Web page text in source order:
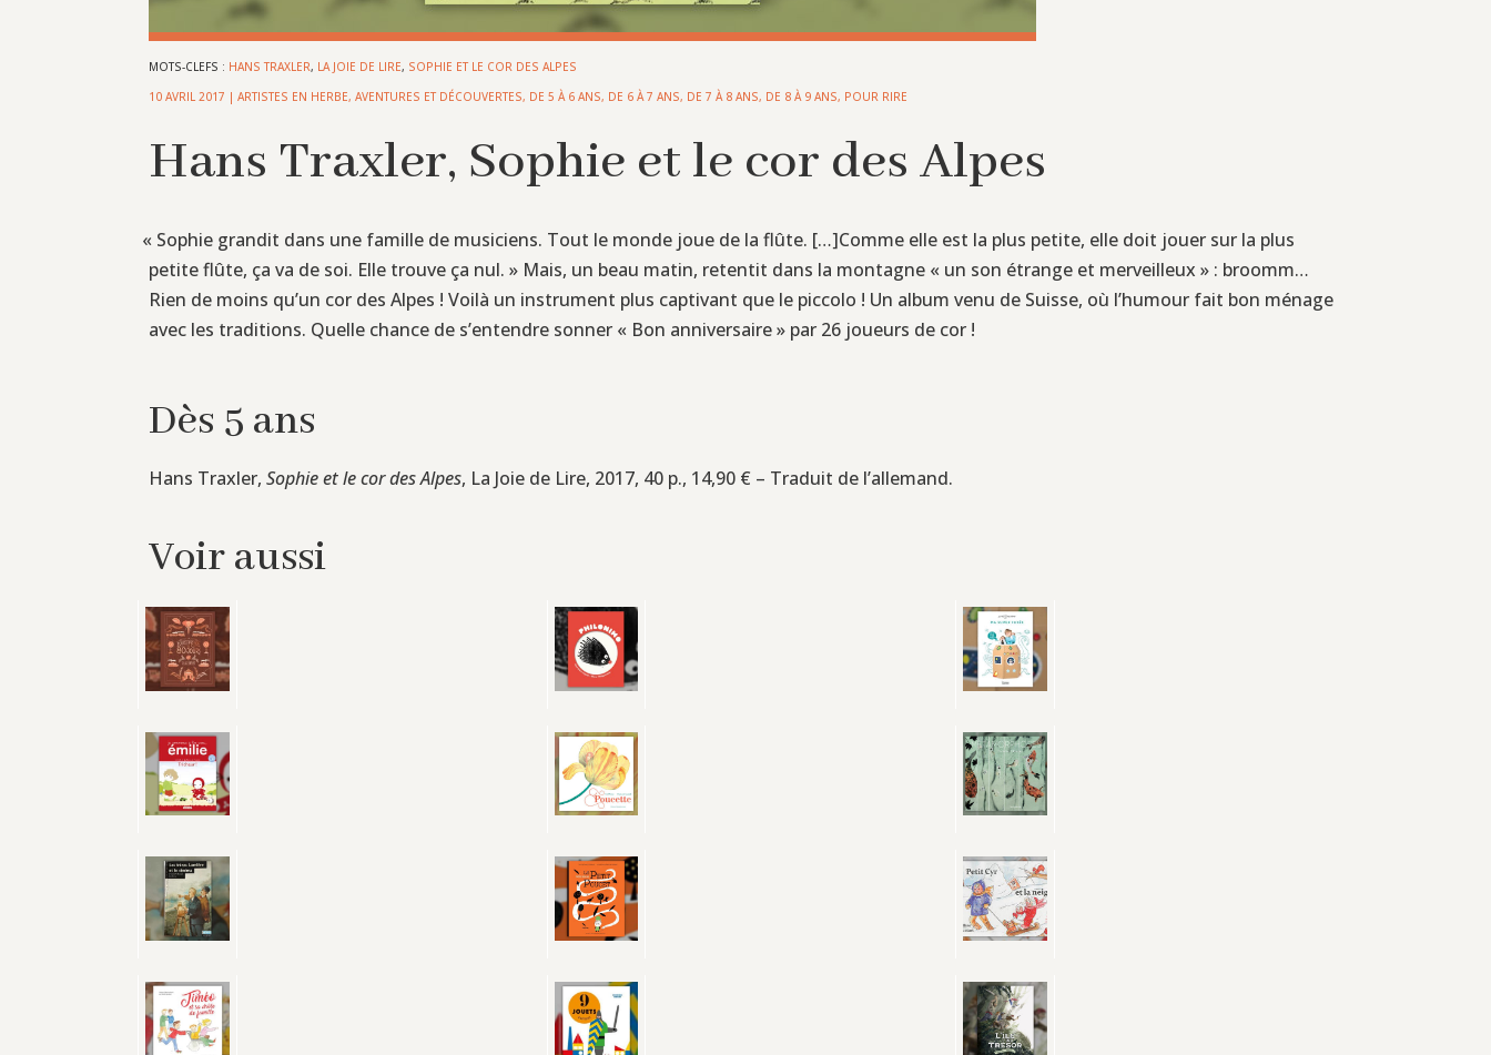
MOTS-CLEFS : HANS TRAXLER, LA JOIE DE LIRE, SOPHIE ET LE COR DES ALPES
10 AVRIL 2017 |ARTISTES EN HERBE,AVENTURES ET DÉCOUVERTES, DE 5 À 6 ANS, DE 6 À 7 ANS, DE 7 À 8 ANS, DE 8 À 9 ANS, POUR RIRE
Hans Traxler, Sophie et le cor des Alpes
« Sophie grandit dans une famille de musiciens. Tout le monde joue de la flûte. […]Comme elle est la plus petite, elle doit jouer sur la plus
petite flûte, ça va de soi. Elle trouve ça nul. » Mais, un beau matin, retentit dans la montagne « un son étrange et merveilleux » : broomm…
Rien de moins qu’un cor des Alpes ! Voilà un instrument plus captivant que le piccolo ! Un album venu de Suisse, où l’humour fait bon ménage
avec les traditions. Quelle chance de s’entendre sonner « Bon anniversaire » par 26 joueurs de cor !
Dès 5 ans
Hans Traxler,Sophie et le cor des Alpes, La Joie de Lire, 2017, 40 p., 14,90 € – Traduit de l’allemand.
Voir aussi